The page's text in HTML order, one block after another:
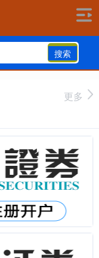
搜索
更多